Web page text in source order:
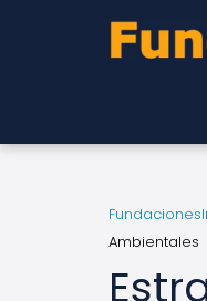
Ambientales